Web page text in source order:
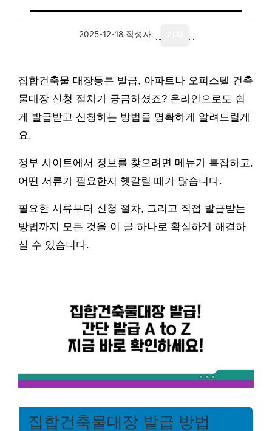
2025-12-18 작성자:
집합건축물 대장등본 발급, 아파트나 오피스텔 건축
물대장 신청 절차가 궁금하셨죠? 온라인으로도 쉽
게 발급받고 신청하는 방법을 명확하게 알려드릴게
요.
정부 사이트에서 정보를 찾으려면 메뉴가 복잡하고,
어떤 서류가 필요한지 헷갈릴 때가 많습니다.
필요한 서류부터 신청 절차, 그리고 직접 발급받는
방법까지 모든 것을 이 글 하나로 확실하게 해결하
실 수 있습니다.
집합건축물대장 발급 방법